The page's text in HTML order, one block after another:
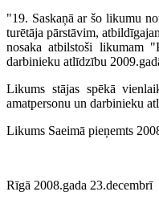
"19. Saskaņā ar šo likumu
turētāja pārstāvim,
nosaka atbilstoši likumam
darbinieku atlīdzību
Likums stājas spēkā
amatpersonu un darbinieku
Likums Saeimā pieņemts
Rīgā 2008.gada 23.decembrī